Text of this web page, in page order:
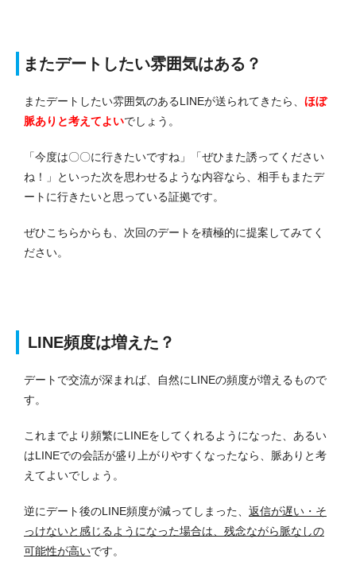
またデートしたい雰囲気はある？
またデートしたい雰囲気のあるLINEが送られてきたら、 ほぼ
脈ありと考えてよいでしょう。
「今度は〇〇に行きたいですね」「ぜひまた誘ってください
ね！」といった次を思わせるような内容なら、相手もまたデ
ートに行きたいと思っている証拠です。
ぜひこちらからも、次回のデートを積極的に提案してみてく
ださい。
LINE頻度は増えた？
デートで交流が深まれば、自然にLINEの頻度が増えるもので
す。
これまでより頻繁にLINEをしてくれるようになった、あるい
はLINEでの会話が盛り上がりやすくなったなら、脈ありと考
えてよいでしょう。
逆にデート後のLINE頻度が減ってしまった、 返信が遅い・そ
っけないと感じるようになった場合は、残念ながら脈なしの
可能性が高いです。